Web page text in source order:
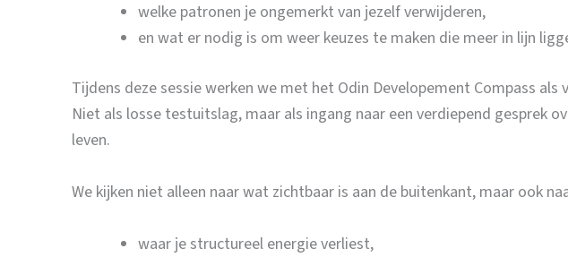
welke patronen je ongemerkt van jezelf verwijderen,
en wat er nodig is om weer keuzes te maken die meer in lijn
Tijdens deze sessie werken we met het Odin Developement Compass als
Niet als losse testuitslag, maar als ingang naar een verdiepend gesprek
leven.
We kijken niet alleen naar wat zichtbaar is aan de buitenkant, maar ook
waar je structureel energie verliest,